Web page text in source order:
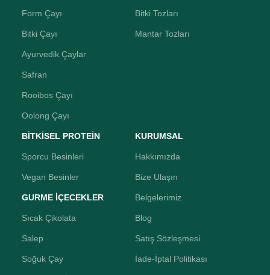
Form Çayı
Bitki Çayı
Ayurvedik Çaylar
Safran
Rooibos Çayı
Oolong Çayı
Bitki Tozları
Mantar Tozları
BİTKİSEL PROTEİN
Sporcu Besinleri
Vegan Besinler
GURME İÇECEKLER
Sıcak Çikolata
Salep
Soğuk Çay
KURUMSAL
Hakkımızda
Bize Ulaşın
Belgelerimiz
Blog
Satış Sözleşmesi
İade-İptal Politikası